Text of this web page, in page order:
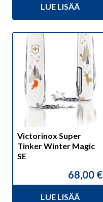
LUE LISÄÄ
Victorinox Super
Tinker Winter Magic
SE
68,00 €
LUE LISÄÄ